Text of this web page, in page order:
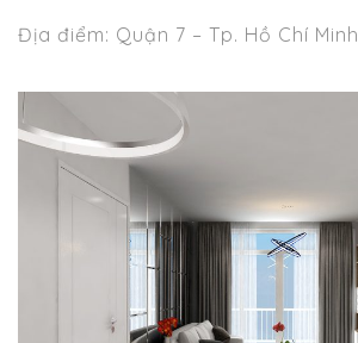
Địa điểm: Quận 7 – Tp. Hồ Chí Minh